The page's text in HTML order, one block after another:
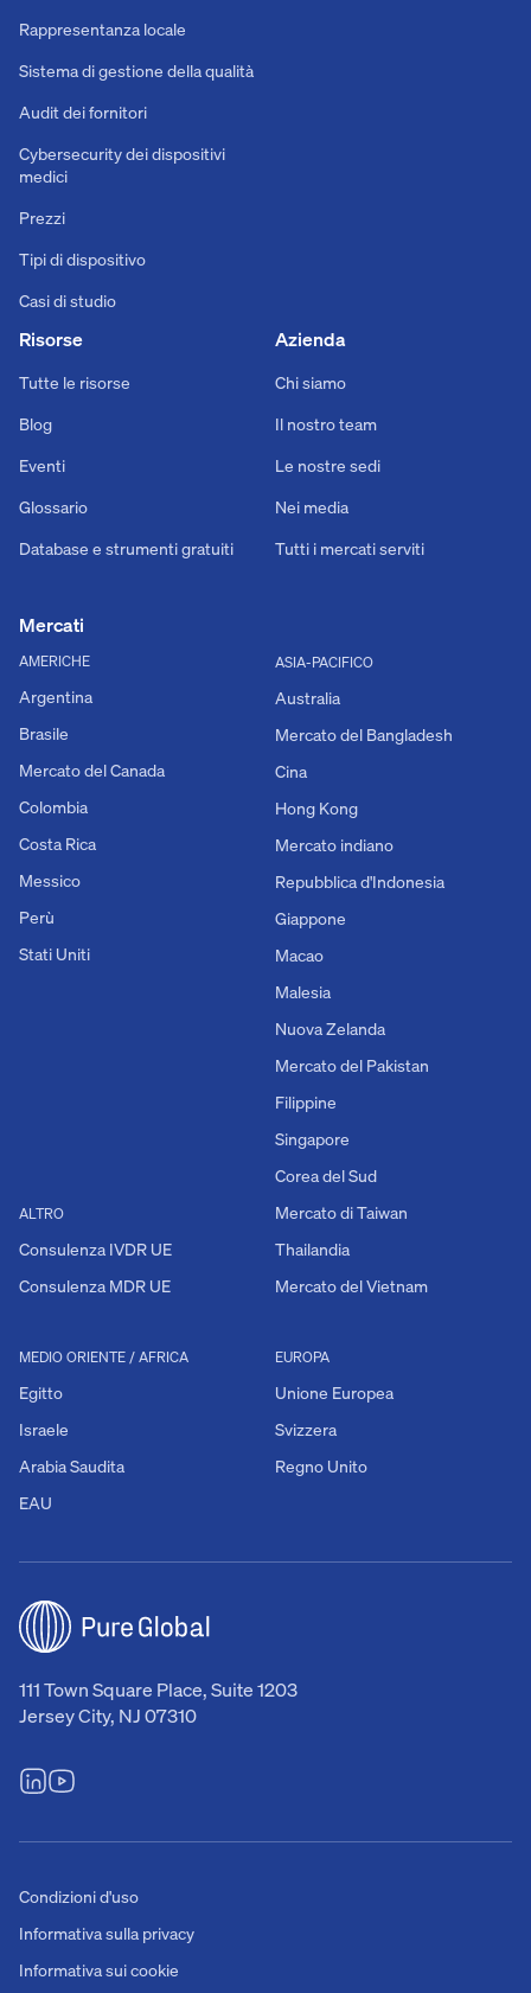
111 Town Square Place, Suite 1203
Jersey City, NJ 07310
Rappresentanza locale
Sistema di gestione della qualità
Audit dei fornitori
Cybersecurity dei dispositivi
medici
Prezzi
Tipi di dispositivo
Casi di studio
Risorse
Tutte le risorse
Blog
Eventi
Glossario
Database e strumenti gratuiti
Azienda
Chi siamo
Il nostro team
Le nostre sedi
Nei media
Tutti i mercati serviti
Mercati
AMERICHE
Argentina
Brasile
Mercato del Canada
Colombia
Costa Rica
Messico
Perù
Stati Uniti
ALTRO
Consulenza IVDR UE
Consulenza MDR UE
EUROPA
Unione Europea
Svizzera
Regno Unito
MEDIO ORIENTE / AFRICA
Egitto
Israele
Arabia Saudita
EAU
ASIA-PACIFICO
Australia
Mercato del Bangladesh
Cina
Hong Kong
Mercato indiano
Repubblica d'Indonesia
Giappone
Macao
Malesia
Nuova Zelanda
Mercato del Pakistan
Filippine
Singapore
Corea del Sud
Mercato di Taiwan
Thailandia
Mercato del Vietnam
Condizioni d'uso
Informativa sulla privacy
Informativa sui cookie